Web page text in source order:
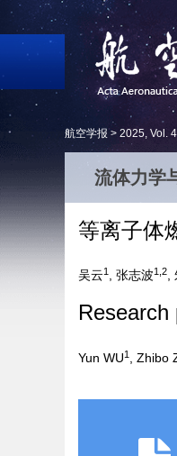
航空学报 > 2025, Vol.
流体力学
等离子体
吴云1 , 张志波1 2,
Yun WU1 , Zhibo